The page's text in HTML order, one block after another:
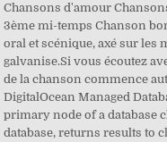
Chansons d'amour
3ème mi-temps Chanson
oral et scénique, axé sur les
galvanise.Si vous écoutez
de la chanson commence
DigitalOcean Managed
primary node of a database
database, returns results to